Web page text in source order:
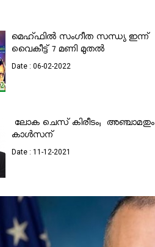
മെഹ്ഫിൽ സംഗീത സന്ധ്യ ഇന്ന്
വൈകീട്ട് 7 മണി മുതൽ
Date : 06-02-2022
ലോക ചെസ് കിരീടം; അഞ്ചാമതും
കാൾസന്
Date : 11-12-2021